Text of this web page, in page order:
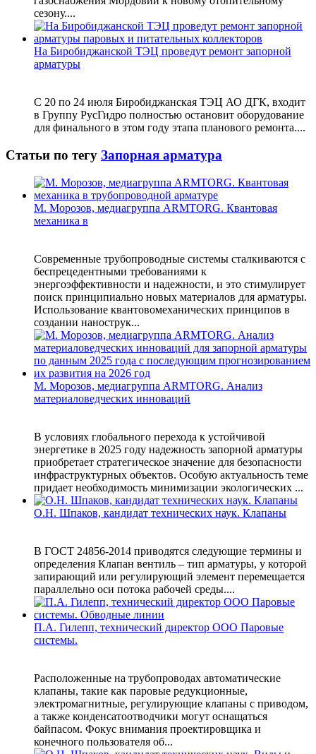
сезону....
На Биробиджанской ТЭЦ проведут ремонт запорной
арматуры
С 20 по 24 июля Биробиджанская ТЭЦ АО ДГК, входит
в Группу РусГидро полностью остановит оборудование
для финального в этом году этапа планового ремонта....
Статьи по тегу Запорная арматура
М. Морозов, медиагруппа ARMTORG. Квантовая
механика в
Современные трубопроводные системы сталкиваются с
беспрецедентными требованиями к
энергоэффективности и надежности, и это стимулирует
поиск принципиально новых материалов для арматуры.
Использование квантовомеханических принципов в
создании нанострук...
М. Морозов, медиагруппа ARMTORG. Анализ
материаловедческих инноваций
В условиях глобального перехода к устойчивой
энергетике в 2025 году надежность запорной арматуры
приобретает стратегическое значение для безопасности
инфраструктурных объектов. Особую актуальность теме
придает необходимость минимизации экологических ...
О.Н. Шпаков, кандидат технических наук. Клапаны
В ГОСТ 24856-2014 приводятся следующие термины и
определения Клапан вентиль – тип арматуры, у которой
запирающий или регулирующий элемент перемещается
параллельно оси потока рабочей среды....
П.А. Гилепп, технический директор ООО Паровые
системы.
Расположенные на трубопроводах автоматические
клапаны, такие как паровые редукционные,
электромагнитные, регулирующие клапаны с приводом,
а также конденсатоотводчики могут оснащаться
байпасом. Фокус внимания проектировщика и
конечного пользователя об...